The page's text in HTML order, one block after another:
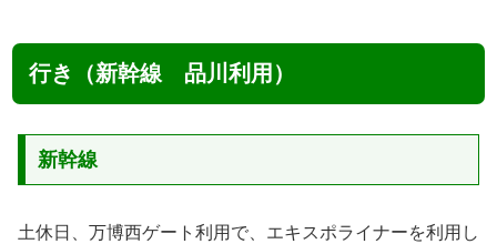
行き（新幹線 品川利用）
新幹線
土休日、万博西ゲート利用で、エキスポライナーを利用し